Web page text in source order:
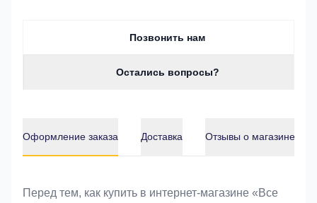
Позвонить нам
Остались вопросы?
Оформление заказа Доставка Отзывы о магазине
Оформление заказа
Перед тем, как купить в интернет-магазине «Bce